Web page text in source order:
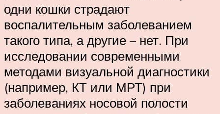
одни кошки страдают
воспалительным заболеванием
такого типа, а другие – нет. При
исследовании современными
методами визуальной диагностики
(например, КТ или МРТ) при
заболеваниях носовой полости